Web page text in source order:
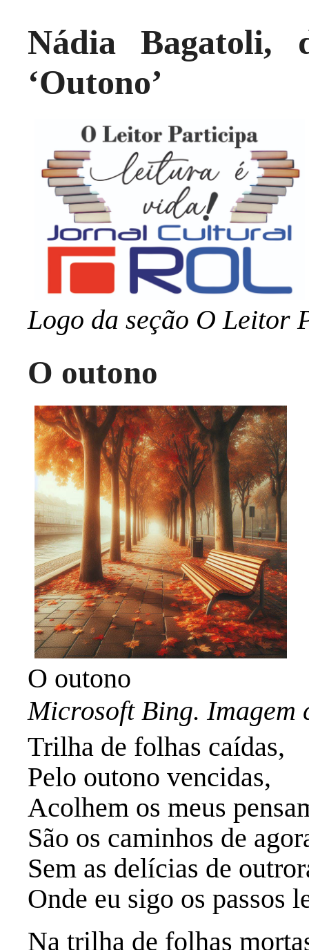
Nádia
‘Outono’
Logo da seção O Leitor
O outono
O outono
Microsoft Bing. Imagem
Trilha de folhas caídas,
Pelo outono vencidas,
Acolhem os meus
São os caminhos de
Sem as delícias de
Onde eu sigo os passos
Na trilha de folhas